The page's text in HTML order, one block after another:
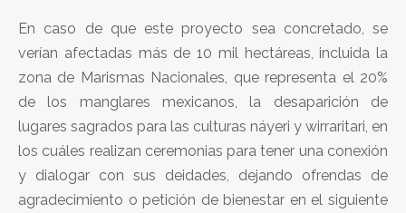
En caso de que este proyecto sea concretado, se
verían afectadas más de 10 mil hectáreas, incluida la
zona de Marismas Nacionales, que representa el 20%
de los manglares mexicanos, la desaparición de
lugares sagrados para las culturas náyeri y wirraritari, en
los cuáles realizan ceremonias para tener una conexión
y dialogar con sus deidades, dejando ofrendas de
agradecimiento o petición de bienestar en el siguiente